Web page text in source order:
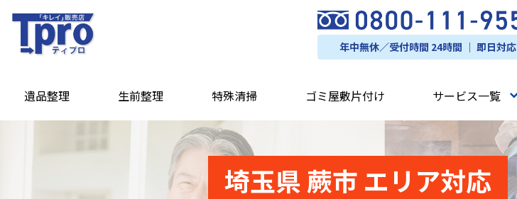
年中無休／受付時間 24時間 ｜ 即日対応
遺品整理 生前整理 特殊清掃 ゴミ屋敷片付け サービス一覧
埼玉県 蕨市 エリア対応